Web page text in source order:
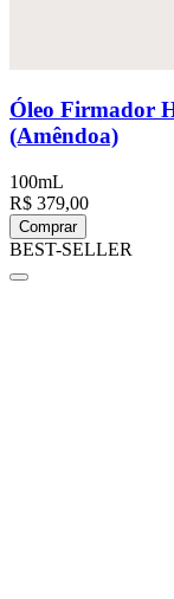
Óleo Firmador
(Amêndoa)
100mL
R$ 379,00
Comprar
BEST-SELLER